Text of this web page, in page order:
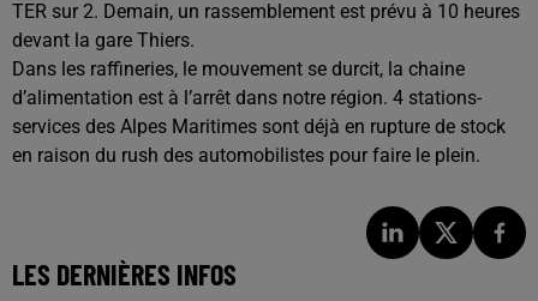
TER sur 2. Demain, un rassemblement est prévu à 10 heures
devant la gare Thiers.
Dans les raffineries, le mouvement se durcit, la chaine
d’alimentation est à l’arrêt dans notre région. 4 stations-
services des Alpes Maritimes sont déjà en rupture de stock
en raison du rush des automobilistes pour faire le plein.
LES DERNIÈRES INFOS